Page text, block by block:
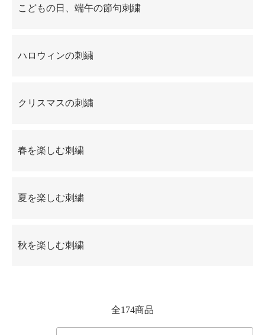
こどもの日、端午の節句刺繍
ハロウィンの刺繍
クリスマスの刺繍
春を楽しむ刺繍
夏を楽しむ刺繍
秋を楽しむ刺繍
全174商品